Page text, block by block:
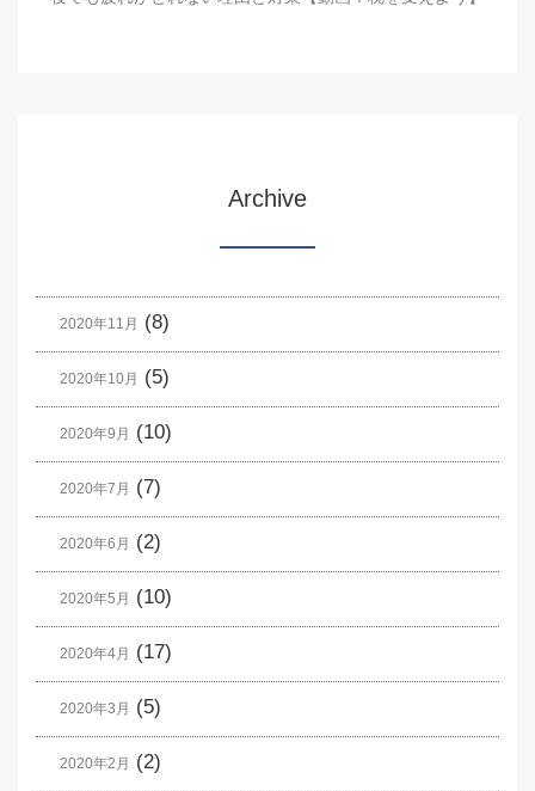
Archive
2020年11月 (8)
2020年10月 (5)
2020年9月 (10)
2020年7月 (7)
2020年6月 (2)
2020年5月 (10)
2020年4月 (17)
2020年3月 (5)
2020年2月 (2)